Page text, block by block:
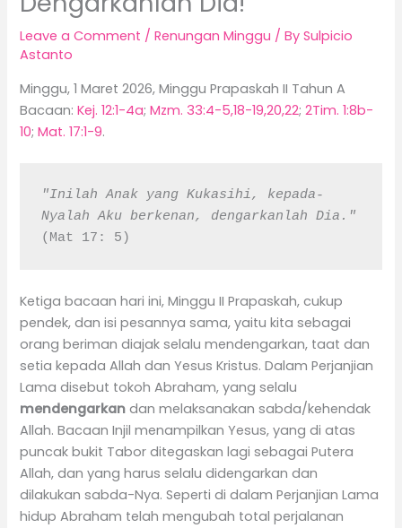
Leave a Comment /Renungan Minggu / BySulpicio
Astanto
Minggu, 1 Maret 2026, Minggu Prapaskah II Tahun A
Bacaan:Kej. 12:1-4a;Mzm. 33:4-5,18-19,20,22;2Tim. 1:8b-
10;Mat. 17:1-9.
"Inilah Anak yang Kukasihi, kepada-
(Mat 17: 5)
Ketiga bacaan hari ini, Minggu II Prapaskah, cukup
pendek, dan isi pesannya sama, yaitu kita sebagai
orang beriman diajak selalu mendengarkan, taat dan
setia kepada Allah dan Yesus Kristus. Dalam Perjanjian
Lama disebut tokoh Abraham, yang selalu
mendengarkan dan melaksanakan sabda/kehendak
Allah. Bacaan Injil menampilkan Yesus, yang di atas
puncak bukit Tabor ditegaskan lagi sebagai Putera
Allah, dan yang harus selalu didengarkan dan
dilakukan sabda-Nya. Seperti di dalam Perjanjian Lama
hidup Abraham telah mengubah total perjalanan